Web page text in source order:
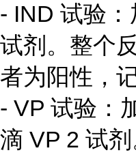
- IND 试验
试剂。整个
者为阳性，
- VP 试验：
滴 VP 2 试